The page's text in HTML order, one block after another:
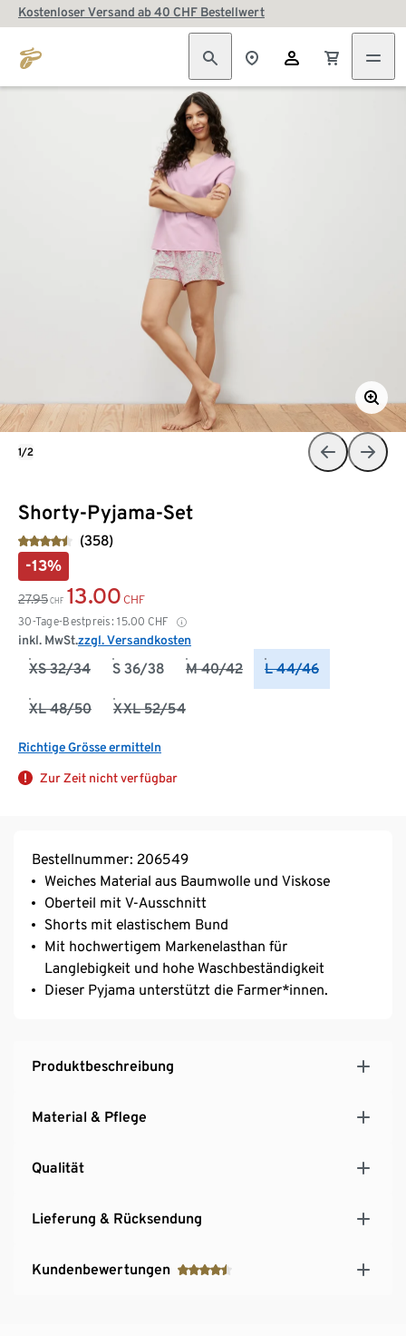
Kostenloser Versand ab 40 CHF Bestellwert
Shorty-Pyjama-Set
(358)
-13%
27.95 CHF 13.00 CHF
30-Tage-Bestpreis: 15.00 CHF
inkl. MwSt.zzgl. Versandkosten
XS 32/34 S 36/38 M 40/42 L 44/46
XL 48/50 XXL 52/54
Richtige Grösse ermitteln
Zur Zeit nicht verfügbar
1/2
Bestellnummer: 206549
Weiches Material aus Baumwolle und Viskose
Oberteil mit V-Ausschnitt
Shorts mit elastischem Bund
Mit hochwertigem Markenelasthan für
Langlebigkeit und hohe Waschbeständigkeit
Dieser Pyjama unterstützt die Farmer*innen.
Produktbeschreibung
Material & Pflege
Qualität
Lieferung & Rücksendung
Kundenbewertungen